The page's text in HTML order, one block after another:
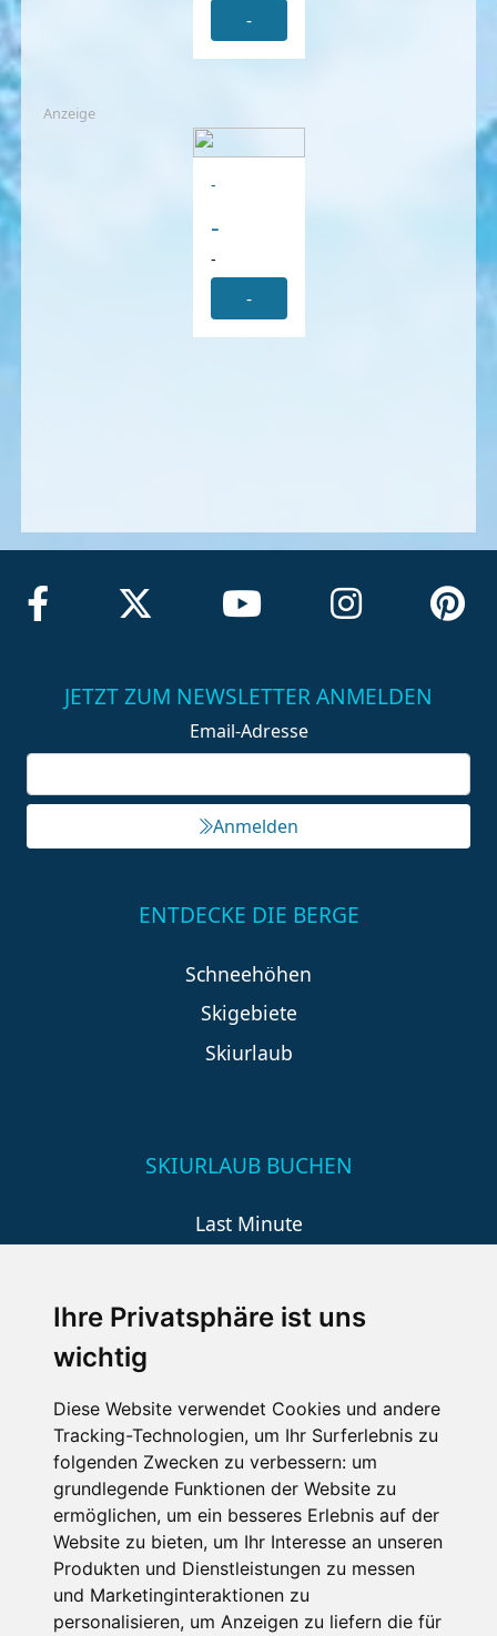
Ihre Privatsphäre ist uns
wichtig
Diese Website verwendet Cookies und andere
Tracking-Technologien, um Ihr Surferlebnis zu
folgenden Zwecken zu verbessern: um
grundlegende Funktionen der Website zu
ermöglichen, um ein besseres Erlebnis auf der
Website zu bieten, um Ihr Interesse an unseren
Produkten und Dienstleistungen zu messen
und Marketinginteraktionen zu
personalisieren, um Anzeigen zu liefern die für
-
Anzeige
-
-
-
-
JETZT ZUM NEWSLETTER ANMELDEN
Email-Adresse
Anmelden
ENTDECKE DIE BERGE
Schneehöhen
Skigebiete
Skiurlaub
SKIURLAUB BUCHEN
Last Minute
Wellness
SCHNEEHÖHEN SKI APP
Die Schneehoehen Ski APP für iOS und Android - Ein
Muss für alle Wintersportler und Schneefreaks!